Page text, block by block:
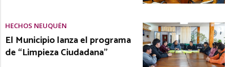
HECHOS NEUQUÉN
El Municipio lanza el programa
de “Limpieza Ciudadana”